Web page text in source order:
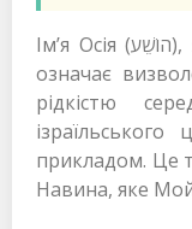
Ім’я Осія (הוֹשֵׁע), яке зустрічається у цих віршах,
означає
рідкістю
прикладом. Це